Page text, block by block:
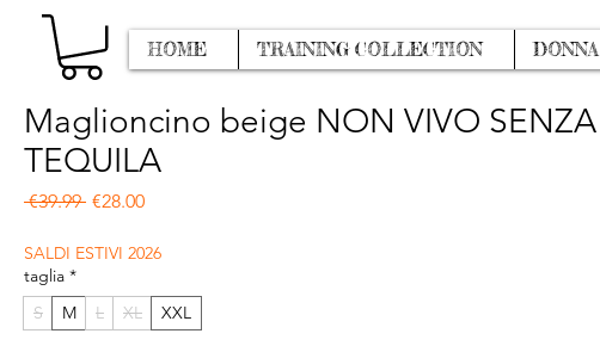
HOME TRAINING COLLECTION DONNA
Maglioncino beige NON VIVO SENZA
TEQUILA
€39.99 Regular Price
€28.00Sale Price
SALDI ESTIVI 2026
taglia *
S
M L XL XXL